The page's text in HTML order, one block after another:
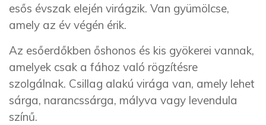
esős évszak elején virágzik. Van gyümölcse,
amely az év végén érik.
Az esőerdőkben őshonos és kis gyökerei vannak,
amelyek csak a fához való rögzítésre
szolgálnak. Csillag alakú virága van, amely lehet
sárga, narancssárga, mályva vagy levendula
színű.